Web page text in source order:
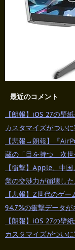
最近のコメント
【朗報】iOS 27の壁
カスタマイズがつい
【悲報→朗報】『
蔵の「目を持つ」次
【衝撃】Apple、中
業の交渉力が崩壊し
【悲報】Z世代のゲ
94.7%の衝撃データが
【朗報】iOS 27の壁
カスタマイズがつい